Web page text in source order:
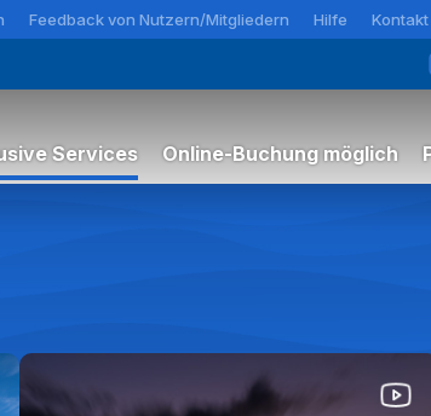
Feedback von Nutzern/Mitgliedern Hilfe Kontakt
Services Online-Buchung möglich